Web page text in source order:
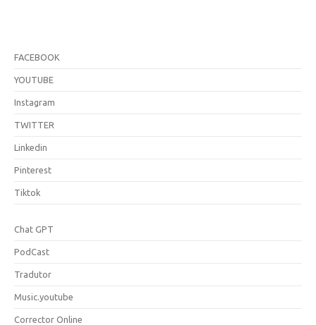
FACEBOOK
YOUTUBE
Instagram
TWITTER
Linkedin
Pinterest
Tiktok
Chat GPT
PodCast
Tradutor
Music.youtube
Corrector Online